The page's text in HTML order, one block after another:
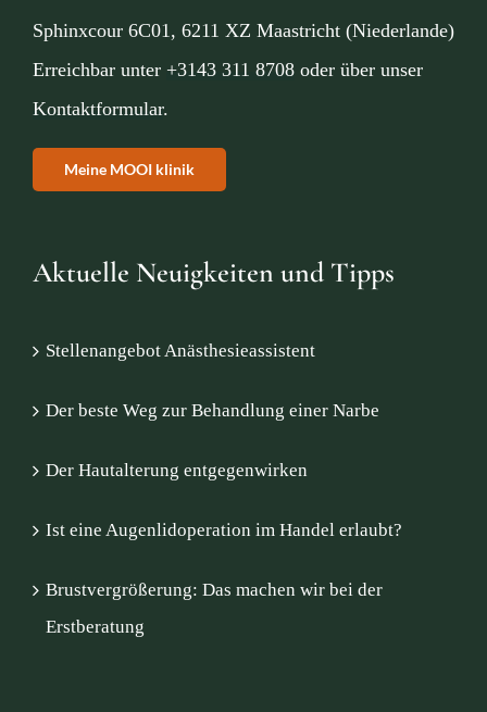
Sphinxcour 6C01, 6211 XZ Maastricht (Niederlande)
Erreichbar unter +3143 311 8708oder über unser
Kontaktformular.
Meine MOOI klinik
Aktuelle Neuigkeiten und Tipps
Stellenangebot Anästhesieassistent
Der beste Weg zur Behandlung einer Narbe
Der Hautalterung entgegenwirken
Ist eine Augenlidoperation im Handel erlaubt?
Brustvergrößerung: Das machen wir bei der
Erstberatung